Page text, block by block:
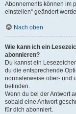
Abonnements können im
einstellen“ geändert
Nach oben
Wie kann ich ein
abonnieren?
Du kannst ein
du die entsprechende
normalerweise ober- und
befinden.
Wenn du bei der Antwort
sobald eine Antwort
für dich abonniert.